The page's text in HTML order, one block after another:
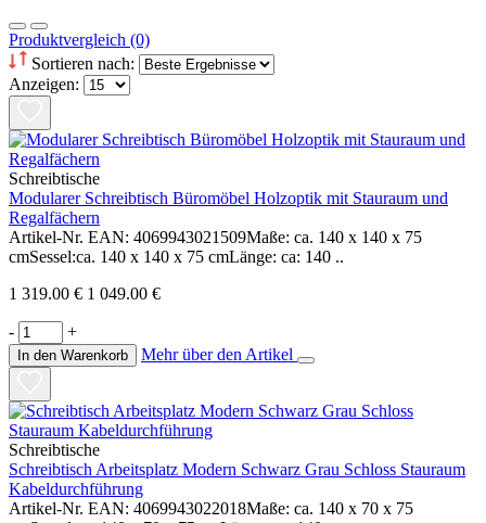
Produktvergleich (0)
Sortieren nach:
Anzeigen:
Schreibtische
Modularer Schreibtisch Büromöbel Holzoptik mit Stauraum und
Regalfächern
Artikel-Nr. EAN: 4069943021509Maße: ca. 140 x 140 x 75
cmSessel:ca. 140 x 140 x 75 cmLänge: ca: 140 ..
1 319.00 € 1 049.00 €
- +
In den Warenkorb Mehr über den Artikel
Schreibtische
Schreibtisch Arbeitsplatz Modern Schwarz Grau Schloss Stauraum
Kabeldurchführung
Artikel-Nr. EAN: 4069943022018Maße: ca. 140 x 70 x 75